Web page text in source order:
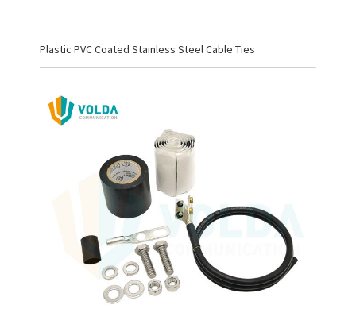
Plastic PVC Coated Stainless Steel Cable Ties